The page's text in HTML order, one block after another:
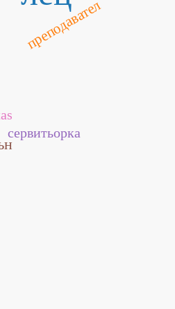
преподавател
сервитьорка